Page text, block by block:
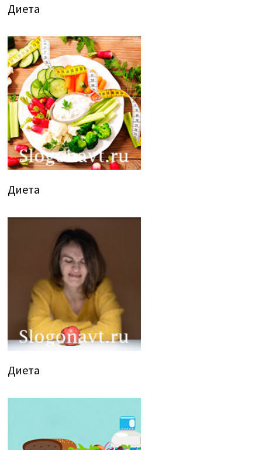
Диета
Диета
Диета